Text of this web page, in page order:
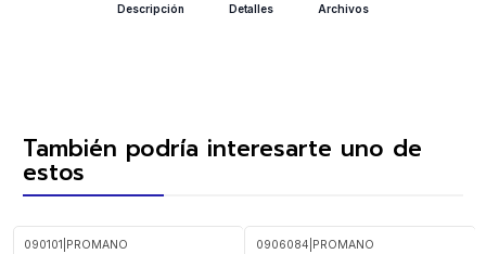
Descripción Detalles Archivos
También podría interesarte uno de
estos
090101 PROMANO 0906084 PROMANO